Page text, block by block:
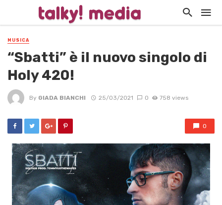
MUSICA
“Sbatti” è il nuovo singolo di
Holy 420!
By GIADA BIANCHI 25/03/2021 0 758 views
0